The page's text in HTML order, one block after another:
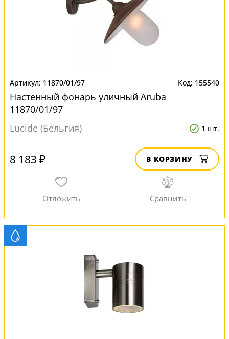
11870/01/97 155540
Настенный фонарь уличный Aruba
11870/01/97
Lucide (Бельгия)
1 шт.
8 183 ₽ В КОРЗИНУ